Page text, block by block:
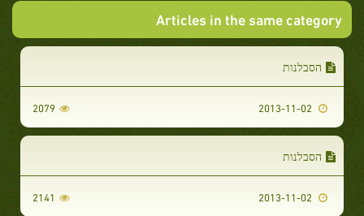
Articles in the same category
הסבלנות
2079
הסבלנות
2141